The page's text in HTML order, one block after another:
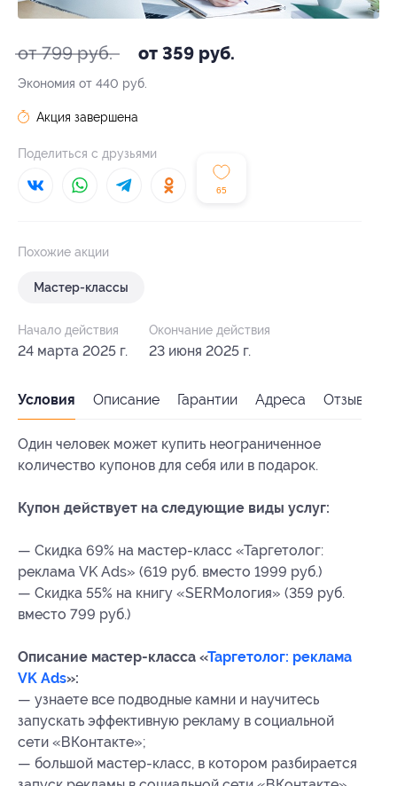
от 799 руб. от 359 руб.
Экономия от 440 руб.
65
Акция завершена
Поделиться с друзьями
Похожие акции
Мастер-классы
Начало действия
24 марта 2025 г.
Окончание действия
23 июня 2025 г.
Условия Описание Гарантии Адреса Отзывы
Один человек может купить неограниченное
количество купонов для себя или в подарок.
Купон действует на следующие виды услуг:
— Скидка 69% на мастер-класс «Таргетолог:
реклама VK Ads» (619 руб. вместо 1999 руб.)
— Скидка 55% на книгу «SERMология» (359 руб.
вместо 799 руб.)
Описание мастер-класса «Таргетолог: реклама
VK Ads»:
— узнаете все подводные камни и научитесь
запускать эффективную рекламу в социальной
сети «ВКонтакте»;
— большой мастер-класс, в котором разбирается